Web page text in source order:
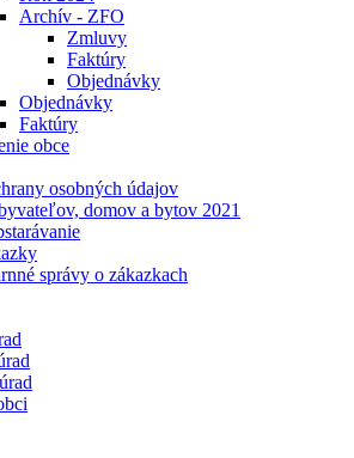
Archív - ZFO
Zmluvy
Faktúry
Objednávky
Objednávky
Faktúry
obce
osobných údajov
domov a bytov 2021
správy o zákazkach